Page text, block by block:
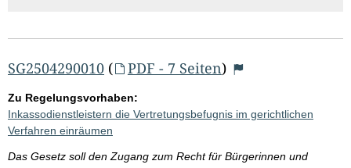
SG2504290010 ( PDF - 7 Seiten)
Zu Regelungsvorhaben:
Inkassodienstleistern die Vertretungsbefugnis im gerichtlichen
Verfahren einräumen
Das Gesetz soll den Zugang zum Recht für Bürgerinnen und